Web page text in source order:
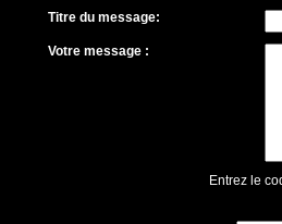
Titre du message:
Votre message :
Entrez le